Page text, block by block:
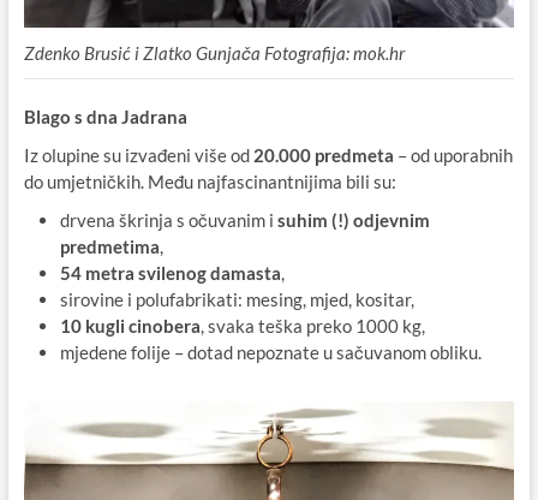
Zdenko Brusić i Zlatko Gunjača Fotografija: mok.hr
Blago s dna Jadrana
Iz olupine su izvađeni više od 20.000 predmeta – od uporabnih
do umjetničkih. Među najfascinantnijima bili su:
drvena škrinja s očuvanim i suhim (!) odjevnim
predmetima
54 metra svilenog damasta
sirovine i polufabrikati: mesing, mjed, kositar,
10 kugli cinobera , svaka teška preko 1000 kg,
mjedene folije – dotad nepoznate u sačuvanom obliku.